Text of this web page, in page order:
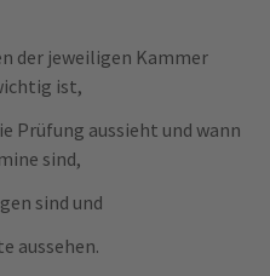
der jeweiligen Kammer
ist,
Prüfung aussieht und wann
sind,
sind und
aussehen.